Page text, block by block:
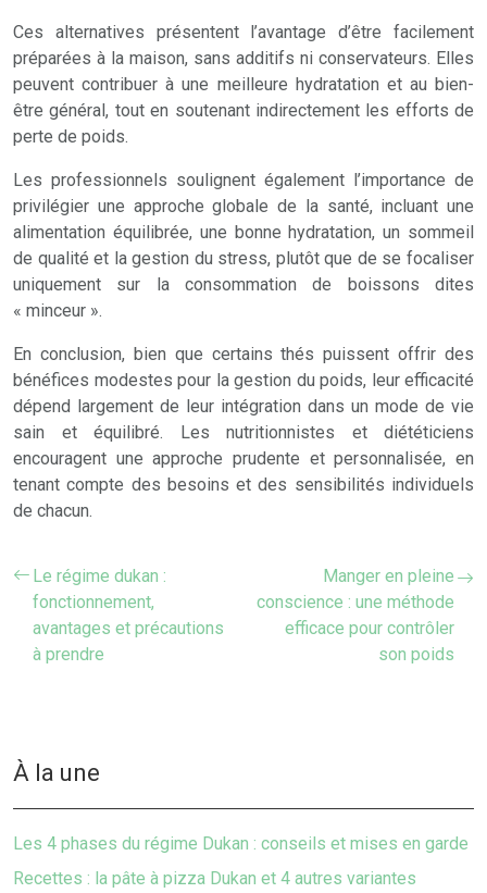
Ces alternatives présentent l’avantage d’être facilement
préparées à la maison, sans additifs ni conservateurs. Elles
peuvent contribuer à une meilleure hydratation et au bien-
être général, tout en soutenant indirectement les efforts de
perte de poids.
Les professionnels soulignent également l’importance de
privilégier une approche globale de la santé, incluant une
alimentation équilibrée, une bonne hydratation, un sommeil
de qualité et la gestion du stress, plutôt que de se focaliser
uniquement sur la consommation de boissons dites
« minceur ».
En conclusion, bien que certains thés puissent offrir des
bénéfices modestes pour la gestion du poids, leur efficacité
dépend largement de leur intégration dans un mode de vie
sain et équilibré. Les nutritionnistes et diététiciens
encouragent une approche prudente et personnalisée, en
tenant compte des besoins et des sensibilités individuels
de chacun.
Le régime dukan :
fonctionnement,
avantages et précautions
à prendre
Manger en pleine
conscience : une méthode
efficace pour contrôler
son poids
À la une
Les 4 phases du régime Dukan : conseils et mises en garde
Recettes : la pâte à pizza Dukan et 4 autres variantes